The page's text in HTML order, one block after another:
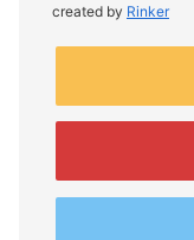
created by Rinker